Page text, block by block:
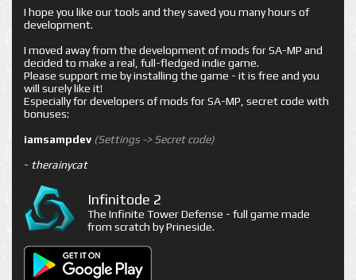
I hope you like our tools and they saved you many hours of
development.
I moved away from the development of mods for SA-MP and
decided to make a real, full-fledged indie game.
Please support me by installing the game - it is free and you
will surely like it!
Especially for developers of mods for SA-MP, secret code with
bonuses:
iamsampdev (Settings -> Secret code)
- therainycat
Infinitode 2
The Infinite Tower Defense - full game made
from scratch by Prineside.